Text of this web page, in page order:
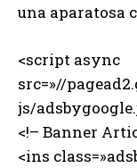
una aparatosa
<script async
src=»//
js/
<!– Banner
<ins